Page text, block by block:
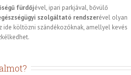
fürdőjével, ipari parkjával, bővülő
szolgáltató rendszerével olyan
ide költözni szándékozóknak, amellyel kevés